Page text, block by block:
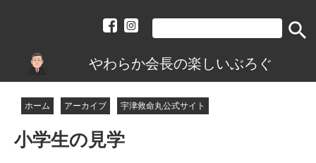
search
やわらか会長の楽しいぶろぐ
ホーム アーカイブ 宇津救命丸公式サイト
小学生の見学